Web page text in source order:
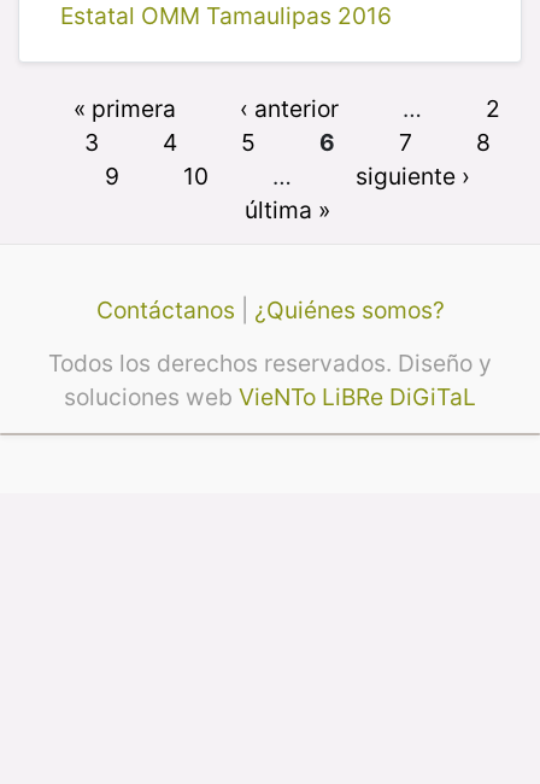
Estatal OMM Tamaulipas 2016
« primera ‹ anterior …
2
3
4 5 6 7
8
9
10 …
siguiente ›
última »
Contáctanos
¿Quiénes somos?
Todos los derechos reservados. Diseño y
soluciones web VieNTo LiBRe DiGiTaL